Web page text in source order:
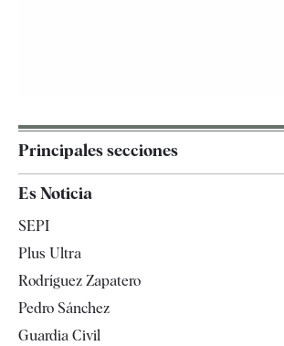
Principales secciones
España
Televisión
Es Noticia
SEPI
Plus Ultra
Rodríguez Zapatero
Pedro Sánchez
Guardia Civil